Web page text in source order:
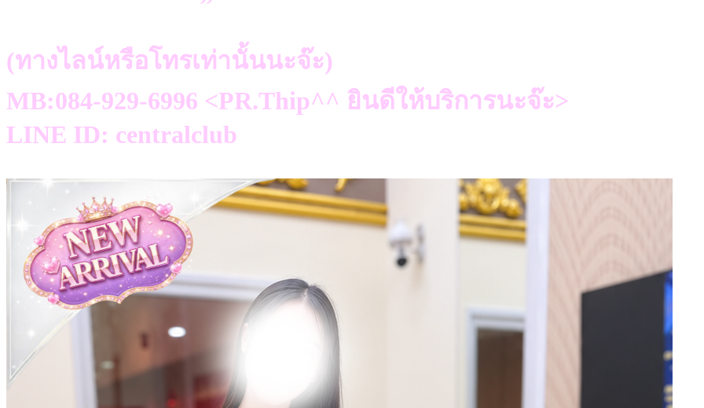
(ทางไลน์หรือโทรเท่านั้นนะจ๊ะ)
MB:084-929-6996 <PR.Thip^^ ยินดีให้บริการนะจ๊ะ>
LINE ID: centralclub